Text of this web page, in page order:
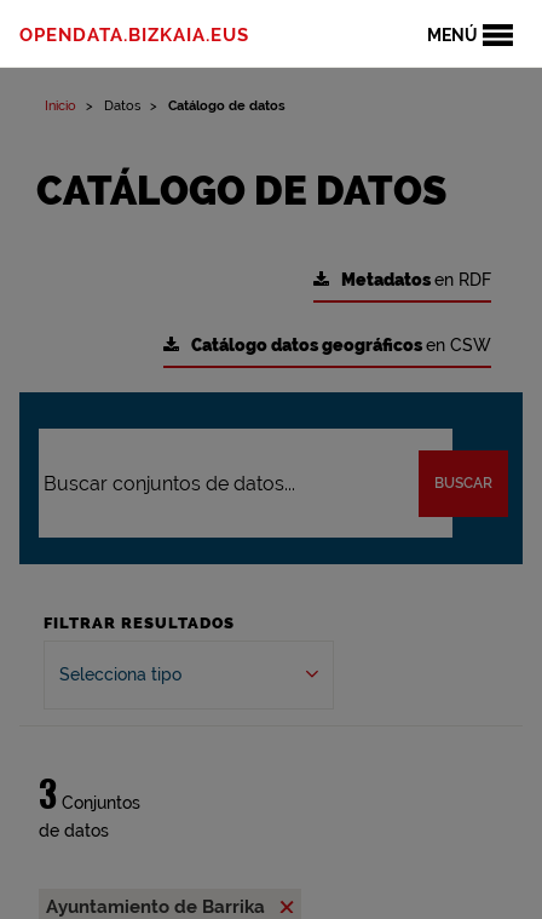
MENÚ
OPENDATA.BIZKAIA.EUS
Inicio Datos Catálogo de datos
CATÁLOGO DE DATOS
Metadatosen RDF
Catálogo datos geográficosen CSW
BUSCAR
FILTRAR RESULTADOS
Selecciona tipo
3 Conjuntos
de datos
Ayuntamiento de Barrika